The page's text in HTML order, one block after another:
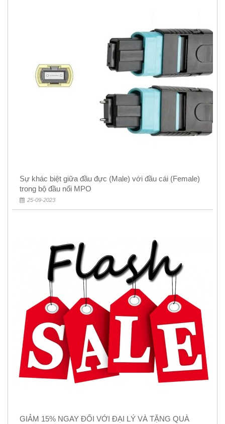
Sự khác biệt giữa đầu đực (Male) với đầu cái (Female)
trong bộ đầu nối MPO
25-09-2023
GIẢM 15% NGAY ĐỐI VỚI ĐẠI LÝ VÀ TẶNG QUÀ